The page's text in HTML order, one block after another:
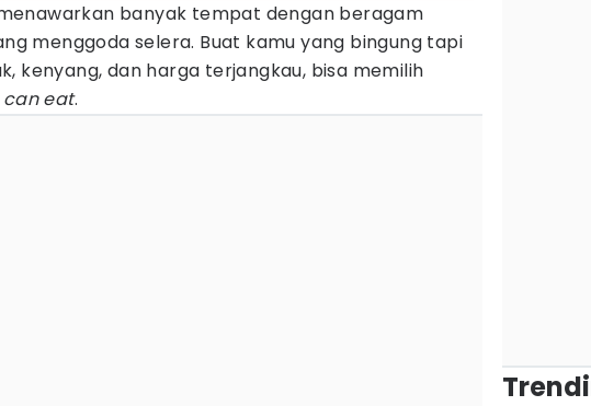
banyak tempat dengan beragam
menggoda selera. Buat kamu yang bingung tapi
kenyang, dan harga terjangkau, bisa memilih
can eat.